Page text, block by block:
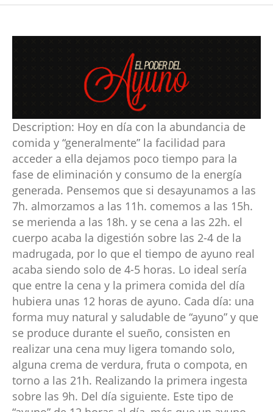
Description: Hoy en día con la abundancia de
comida y “generalmente” la facilidad para
acceder a ella dejamos poco tiempo para la
fase de eliminación y consumo de la energía
generada. Pensemos que si desayunamos a las
7h. almorzamos a las 11h. comemos a las 15h.
se merienda a las 18h. y se cena a las 22h. el
cuerpo acaba la digestión sobre las 2-4 de la
madrugada, por lo que el tiempo de ayuno real
acaba siendo solo de 4-5 horas. Lo ideal sería
que entre la cena y la primera comida del día
hubiera unas 12 horas de ayuno. Cada día: una
forma muy natural y saludable de “ayuno” y que
se produce durante el sueño, consisten en
realizar una cena muy ligera tomando solo,
alguna crema de verdura, fruta o compota, en
torno a las 21h. Realizando la primera ingesta
sobre las 9h. Del día siguiente. Este tipo de